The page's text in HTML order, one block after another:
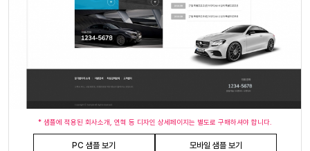
* 샘플에 적용된 회사소개, 연혁 등 디자인 상세페이지는 별도로 구매하셔야 합니다.
PC 샘플 보기 모바일 샘플 보기